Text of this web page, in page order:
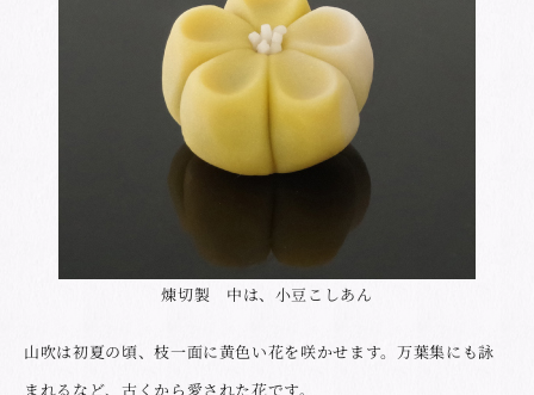
煉切製 中は、小豆こしあん
山吹は初夏の頃、枝一面に黄色い花を咲かせます。万葉集にも詠
まれるなど、古くから愛された花です。